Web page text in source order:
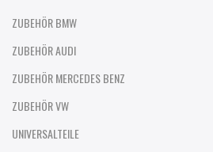
ZUBEHÖR BMW
ZUBEHÖR AUDI
ZUBEHÖR MERCEDES BENZ
ZUBEHÖR VW
UNIVERSALTEILE